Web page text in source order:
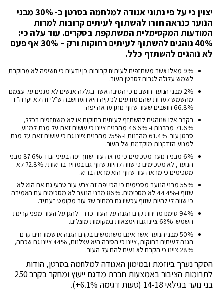
יצוין כי על פי נתוני אגודה למלחמה בסרטן כ- 30% מבני
הנוער כנראה חזרו להשתזף לעיתים קרובות למרות
המודעות המקסימלית המשתקפת בסקרים. עוד עלה כי:
40% נוהגים להשתזף לעיתים רחוקות ורק – 30%
אף פעם
לא נוהגים להשתזף כלל.
9% מאלו אשר משתזפים לעיתים קרובות כן יודעים כי חשיפה לא מבוקרת
לשמש עלולה לגרום לסרטן העור.
2% מבני הנוער חושבים כי הסיבה אשר בגללה אנשים לא מגנים על עצמם
מהשמש למרות שהם מודעים לנזקיה היא המחשבה ש"לי זה לא יקרה" ו-
66.8% חושבים שעור שזוף נותן מראה יפה.
בקרב אלו שנוהגים להשתזף לעיתים רחוקות או לא משתזפים בכלל,
71.6% מהבנות ו- 46.6% מהבנים ציינו כי עושים זאת על מנת למנוע
סרטן עור. 61.4% מהבנות ו- 25% מהבנים ציינו גם כי עושים זאת על מנת
למנוע הזדקנות מוקדמת של העור.
6% מבני הנוער מסכימים כי מראה עור שזוף יפה בעיניהם ו- 87.6% מבני
הנוער, לא מסכימים כי שווה להיות שזוף גם במחיר בריאותי. 72.8% לא
מסכימים כי מראה עור שזוף הוא מראה בריא.
55% מבני הנוער מסכימים כי הכי יפה זה צבע עור טבעי גם אם הוא לא
שזוף ו-44.4% לא מסכימים. 86% מבני הנוער לא מסכימים עם האמירה
כי שווה לי להיות שזוף עכשיו גם במחיר של עור מקומט בעתיד.
94% סימנו מריחת קרם הגנה על העור כדרך להגן על העור מפני קרינת
השמש. 68% ציינו גם הימצאות במקומות מוצלים.
50% מבני הנוער אשר אינם משתמשים בקרם הגנה או שמורחים קרם
הגנה לעיתים רחוקות, ציינו כי הסיבה היא עצלנות, 44% ציינו גם שכחה,
28% ציינו כי הקרם לא נעים להם על העור.
הסקר נערך ביוזמת ובמימון האגודה למלחמה בסרטן, הודות
לתרומות הציבור באמצעות חברת מדגם ייעוץ ומחקר בקרב 250
בני נוער בגילאי 14-18 (טעות דגימה 6.1%+).